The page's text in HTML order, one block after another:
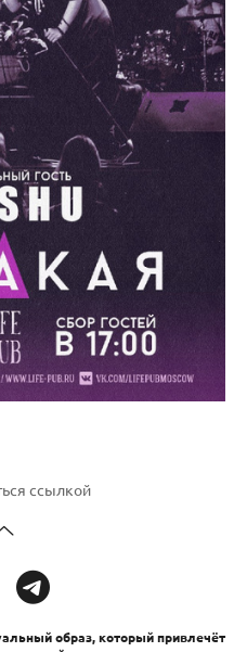
ссылкой
образ, который привлечёт